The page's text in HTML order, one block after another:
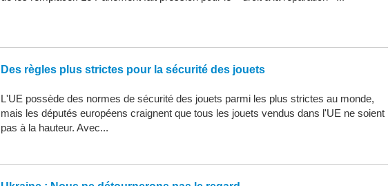
Des règles plus strictes pour la sécurité des jouets
L'UE possède des normes de sécurité des jouets parmi les plus strictes au monde,
mais les députés européens craignent que tous les jouets vendus dans l'UE ne soient
pas à la hauteur. Avec...